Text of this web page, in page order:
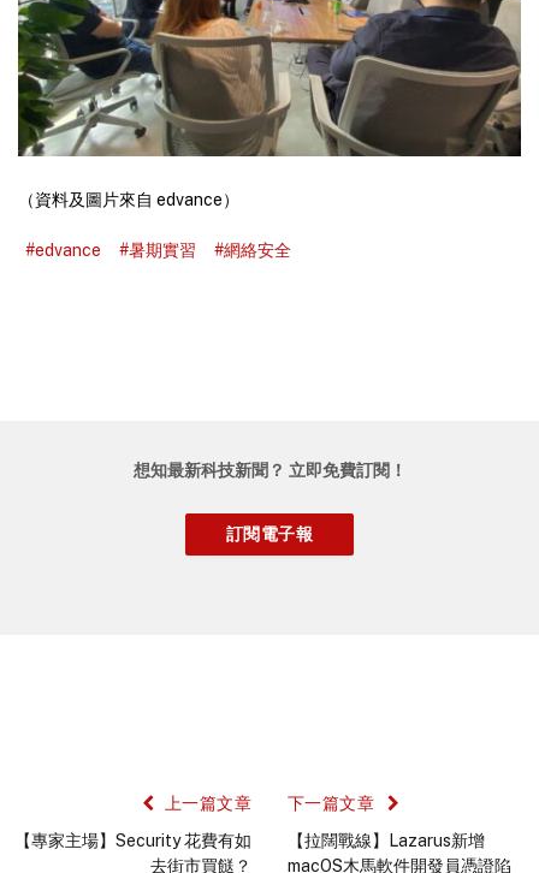
（資料及圖片來自 edvance）
#edvance #暑期實習 #網絡安全
想知最新科技新聞？ 立即免費訂閱！
上一篇文章
【專家主場】Security 花費有如
去街市買餸？
下一篇文章
【拉闊戰線】Lazarus新增
macOS木馬軟件開發員憑證陷